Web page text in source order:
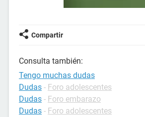
Compartir
Consulta también:
Tengo muchas dudas
Dudas - Foro adolescentes
Dudas - Foro embarazo
Dudas - Foro adolescentes